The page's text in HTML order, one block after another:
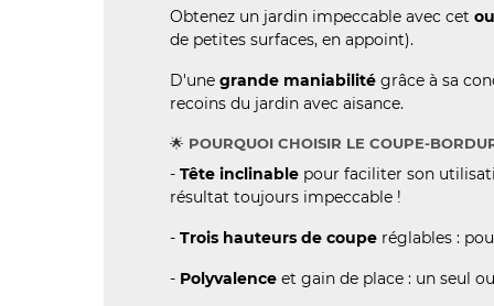
Obtenez un jardin impeccable avec cet
de petites surfaces, en appoint).
D'unegrande maniabilité grâce à sa
recoins du jardin avec aisance.
🌟 POURQUOI CHOISIR LE COUPE-
-Tête inclinable pour faciliter son
résultat toujours impeccable !
-Trois hauteurs de coupe réglables :
- Polyvalence et gain de place : un seul